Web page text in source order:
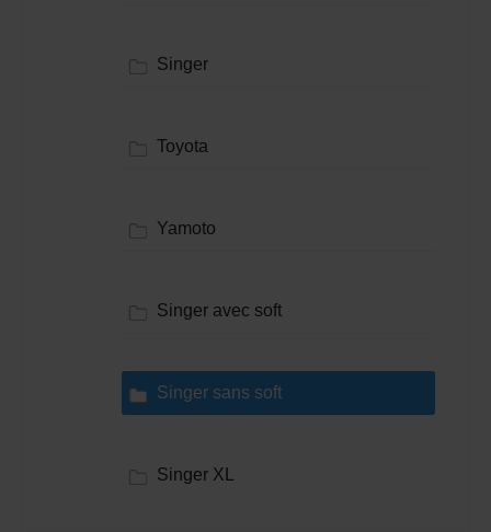
Singer
Toyota
Yamoto
Singer avec soft
Singer sans soft
Singer XL